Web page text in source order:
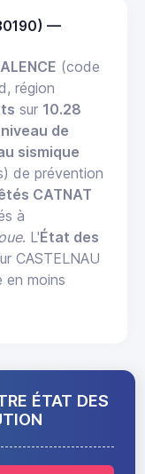
—
(code
région
sur 10.28
niveau de
sismique
de prévention
CATNAT
à
. L'État des
CASTELNAU
en moins
ÉTAT DES